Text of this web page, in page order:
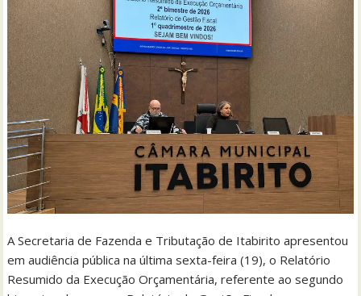
A Secretaria de Fazenda e Tributação de Itabirito apresentou
em audiência pública na última sexta-feira (19), o Relatório
Resumido da Execução Orçamentária, referente ao segundo